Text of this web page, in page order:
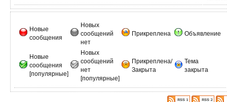
Новые
сообщения
Новых
сообщений
нет
Прикреплена Объявление
Новые
сообщения
[популярные]
Новых
сообщений
нет
[популярные]
Прикреплена/
Закрыта
Тема
закрыта